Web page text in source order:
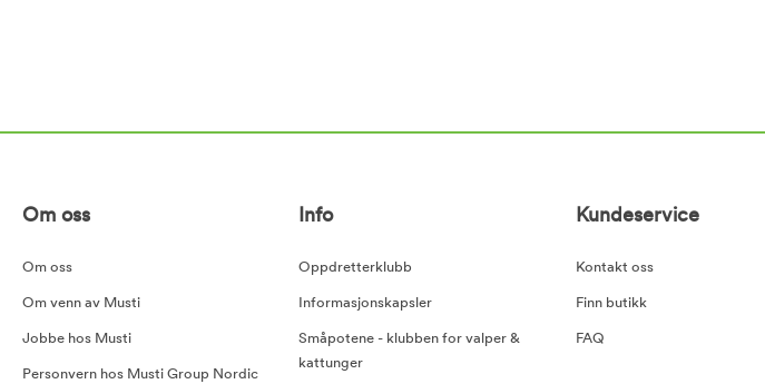
Om oss
Om oss
Om venn av Musti
Jobbe hos Musti
Personvern hos Musti Group Nordic
Info
Oppdretterklubb
Informasjonskapsler
Småpotene - klubben for valper &
kattunger
Kundeservice
Kontakt oss
Finn butikk
FAQ